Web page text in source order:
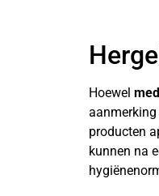
Hoewel
producten
kunnen na